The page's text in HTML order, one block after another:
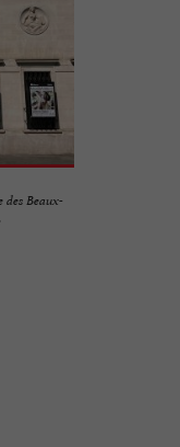
des Beaux-